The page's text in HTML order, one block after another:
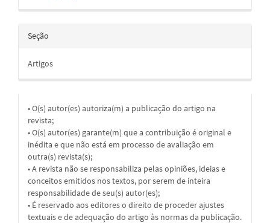
Seção
Artigos
• O(s) autor(es) autoriza(m) a publicação do artigo na
revista;
• O(s) autor(es) garante(m) que a contribuição é original e
inédita e que não está em processo de avaliação em
outra(s) revista(s);
• A revista não se responsabiliza pelas opiniões, ideias e
conceitos emitidos nos textos, por serem de inteira
responsabilidade de seu(s) autor(es);
• É reservado aos editores o direito de proceder ajustes
textuais e de adequação do artigo às normas da publicação.